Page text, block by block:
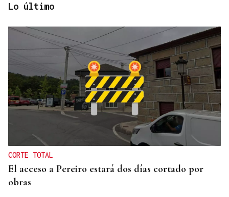
Itxu Díaz
CRÓNICAS DE VERANO
El doble bikini como filosofía de vida
Lo último
CORTE TOTAL
El acceso a Pereiro estará dos días cortado por
obras